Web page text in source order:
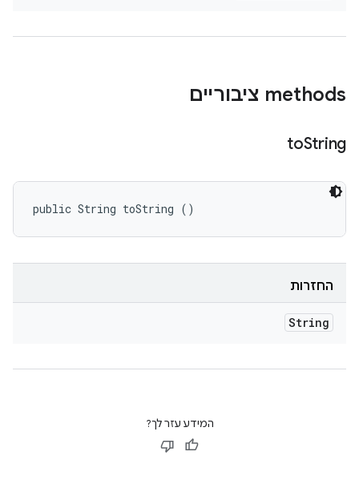
‫methods ציבוריים
toString
public String toString ()
החזרות
String
המידע עזר לך?